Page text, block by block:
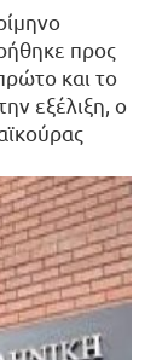
προς
και το
εξέλιξη, ο